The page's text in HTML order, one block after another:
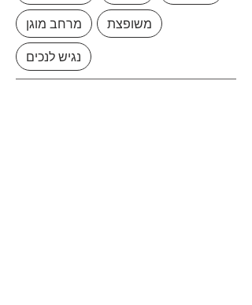
מרחב מוגן
משופצת
נגיש לנכים